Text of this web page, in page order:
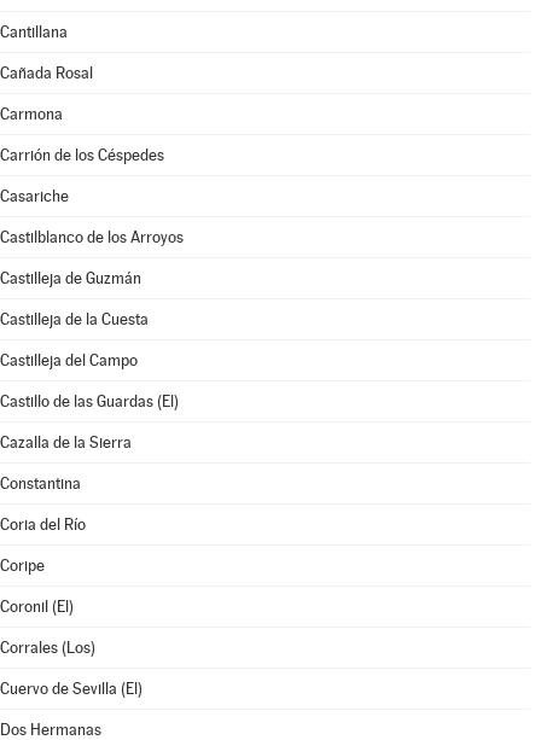
Cantillana
Cañada Rosal
Carmona
Carrión de los Céspedes
Casariche
Castilblanco de los Arroyos
Castilleja de Guzmán
Castilleja de la Cuesta
Castilleja del Campo
Castillo de las Guardas (El)
Cazalla de la Sierra
Constantina
Coria del Río
Coripe
Coronil (El)
Corrales (Los)
Cuervo de Sevilla (El)
Dos Hermanas